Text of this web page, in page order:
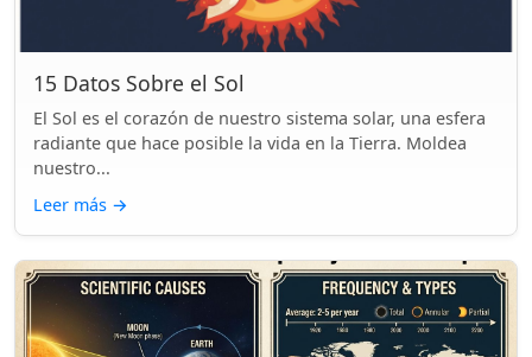
15 Datos Sobre el Sol
El Sol es el corazón de nuestro sistema solar, una esfera
radiante que hace posible la vida en la Tierra. Moldea
nuestro...
Leer más →